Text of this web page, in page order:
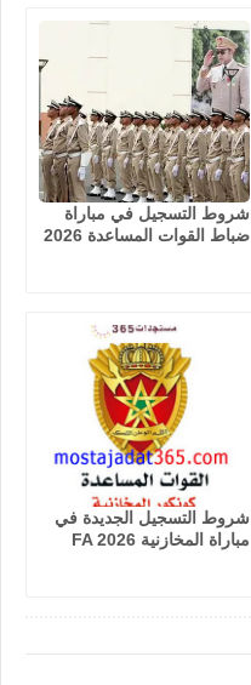
شروط التسجيل في مباراة
ضباط القوات المساعدة 2026
شروط التسجيل الجديدة في
مباراة المخازنية FA 2026